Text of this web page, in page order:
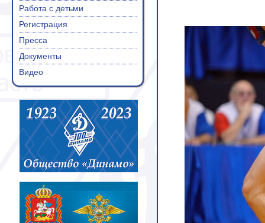
Работа с детьми
Регистрация
Пресса
Документы
Видео